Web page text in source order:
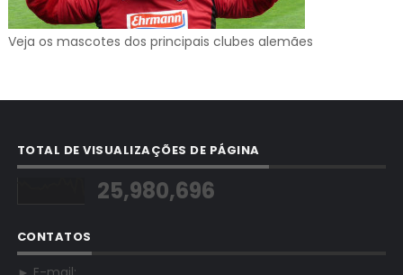
Veja os mascotes dos principais clubes alemães
TOTAL DE VISUALIZAÇÕES DE PÁGINA
25,980,696
CONTATOS